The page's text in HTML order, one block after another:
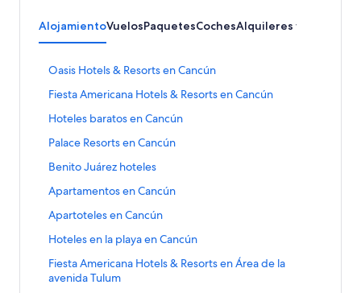
AlojamientoVuelosPaquetesCochesAlquileres
Oasis Hotels & Resorts en Cancún
E
l
a
c
e
u
e
a
b
e
l
a
p
Fiesta Americana Hotels & Resorts en Cancún
E
l
a
c
e
u
e
a
b
e
l
Hoteles baratos en Cancún
E
l
a
c
e
u
e
a
b
r
Palace Resorts en Cancún
E
l
a
c
e
u
e
a
b
Benito Juárez hoteles
E
l
a
c
e
u
e
Apartamentos en Cancún
E
l
a
c
e
q
Apartoteles en Cancún
E
l
a
c
e
Hoteles en la playa en Cancún
E
l
a
Fiesta Americana Hotels & Resorts en Área de la
avenida Tulum
E
n